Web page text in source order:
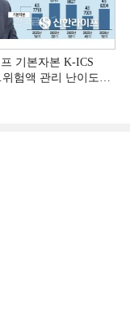
기본자본 K-ICS
험액 관리 난이도